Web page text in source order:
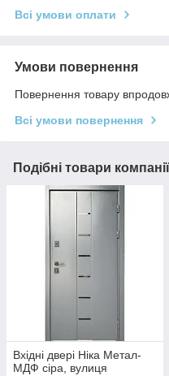
Всі умови оплати
Умови повернення
Повернення товару
Всі умови повернення
Подібні товари компанії
Вхідні двері Ніка Метал-
МДФ сіра, вулиця